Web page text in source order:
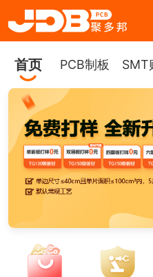
首页 PCB制板 SMT